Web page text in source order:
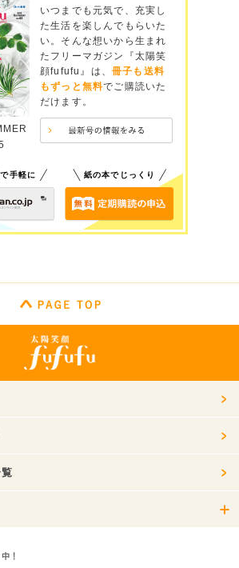
いつまでも元気で、充実し
た生活を楽しんでもらいた
い。そんな想いから生まれ
たフリーマガジン『太陽笑
顔fufufu』は、 冊子も送料
もずっと無料でご購読いた
だけます。
手軽に 紙の本でじっくり